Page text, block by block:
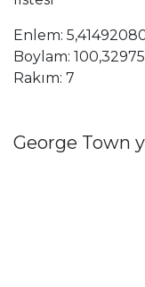
Enlem:
Boylam:
Rakım: 7
George Town